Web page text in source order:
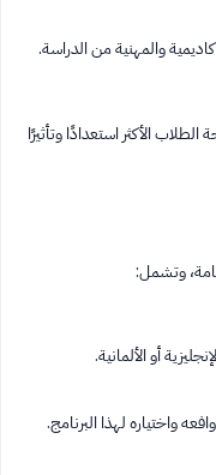
والمهنية من الدراسة.
الأكثر استعدادًا وتأثيرًا
وتشمل:
أو الألمانية.
واختياره لهذا البرنامج.